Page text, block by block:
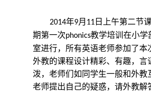
2014年9月 11 日上午第二节
期第一次phonics教学培训在小学
室进行，所有英语老师参加了本
外教的课程设计精彩、有趣，言
泼，老师们如同学生一般和外教
老师提出自己的疑惑，请外教解